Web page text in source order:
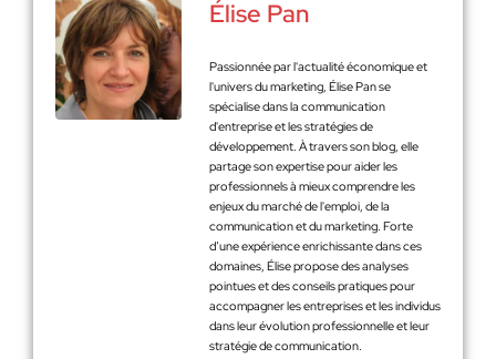
Élise Pan
Passionnée par l'actualité économique et
l'univers du marketing, Élise Pan se
spécialise dans la communication
d'entreprise et les stratégies de
développement. À travers son blog, elle
partage son expertise pour aider les
professionnels à mieux comprendre les
enjeux du marché de l'emploi, de la
communication et du marketing. Forte
d’une expérience enrichissante dans ces
domaines, Élise propose des analyses
pointues et des conseils pratiques pour
accompagner les entreprises et les individus
dans leur évolution professionnelle et leur
stratégie de communication.